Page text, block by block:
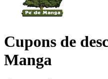
Cupons de
Manga